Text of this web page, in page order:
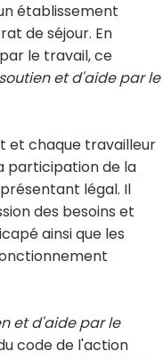
établissement
de séjour. En
le travail, ce
et d'aide par le
et chaque travailleur
participation de la
légal. Il
des besoins et
ainsi que les
et d'aide par le
code de l'action